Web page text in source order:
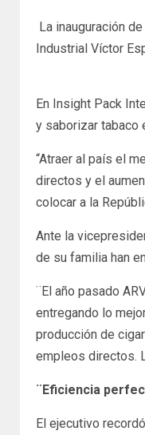
La inauguración
Industrial Víctor
En Insight Pack
y saborizar tabaco
“Atraer al país el
directos y el
colocar a la
Ante la
de su familia han
¨El año pasado
entregando lo
producción de
empleos directos.
¨Eficiencia
El ejecutivo